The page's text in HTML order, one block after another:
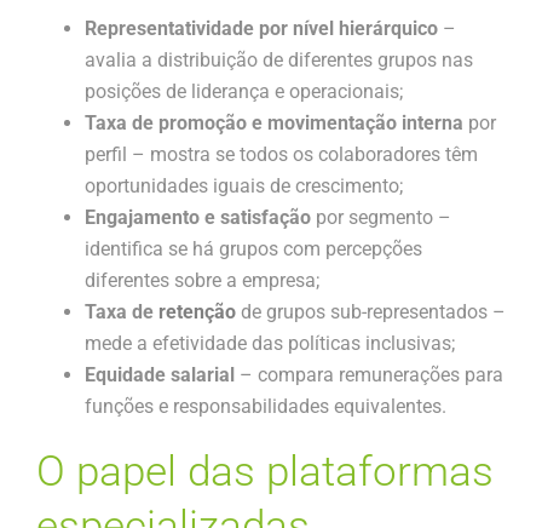
Representatividade por nível hierárquico –
avalia a distribuição de diferentes grupos nas
posições de liderança e operacionais;
Taxa de promoção e movimentação interna por
perfil – mostra se todos os colaboradores têm
oportunidades iguais de crescimento;
Engajamento e satisfação por segmento –
identifica se há grupos com percepções
diferentes sobre a empresa;
Taxa de retenção de grupos sub-representados –
mede a efetividade das políticas inclusivas;
Equidade salarial – compara remunerações para
funções e responsabilidades equivalentes.
O papel das plataformas